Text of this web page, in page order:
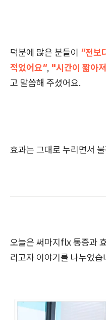
덕분에 많은 분들이 "전보
적었어요", "시간이 짧아
고 말씀해 주셨어요.
효과는 그대로 누리면서
오늘은 써마지flx 통증과
리고자 이야기를 나누었습